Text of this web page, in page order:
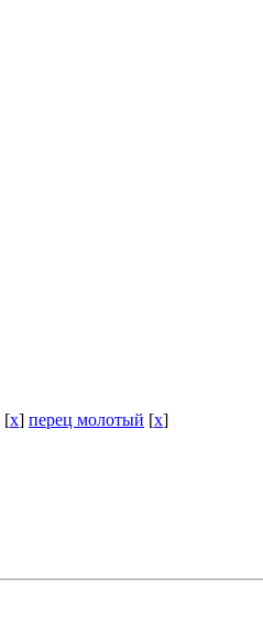
[x] перец молотый [x]